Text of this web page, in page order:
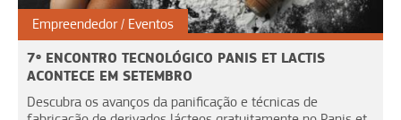
Empreendedor Eventos
7º ENCONTRO TECNOLÓGICO PANIS ET LACTIS
ACONTECE EM SETEMBRO
Descubra os avanços da panificação e técnicas de